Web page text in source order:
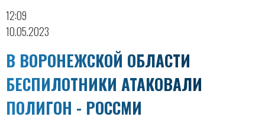
12:09
10.05.2023
В ВОРОНЕЖСКОЙ ОБЛАСТИ
БЕСПИЛОТНИКИ АТАКОВАЛИ
ПОЛИГОН - РОССМИ